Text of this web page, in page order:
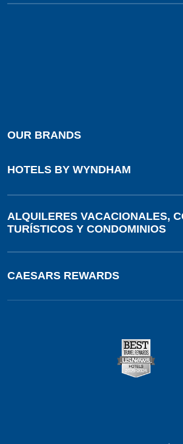
OUR BRANDS
HOTELS BY WYNDHAM
ALQUILERES VACACIONALES,
TURÍSTICOS Y CONDOMINIOS
CAESARS REWARDS